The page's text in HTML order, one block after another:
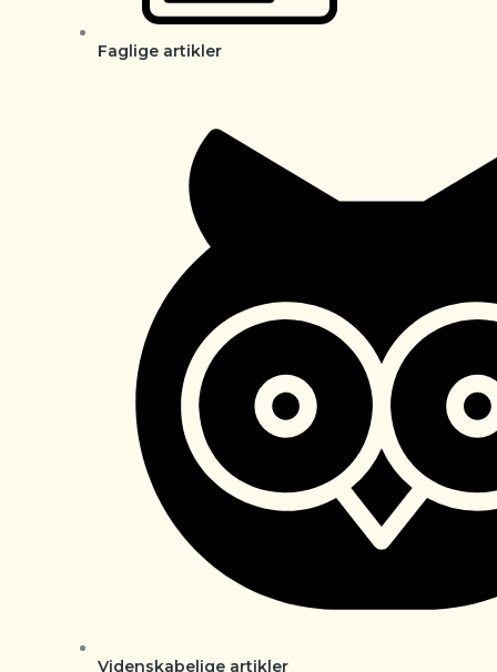
Faglige artikler
Videnskabelige artikler